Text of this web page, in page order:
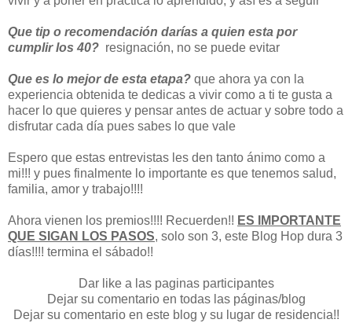
Que tip o recomendación darías a quien esta por
cumplir los 40? resignación, no se puede evitar
Que es lo mejor de esta etapa? que ahora ya con la
experiencia obtenida te dedicas a vivir como a ti te gusta a
hacer lo que quieres y pensar antes de actuar y sobre todo a
disfrutar cada día pues sabes lo que vale
Espero que estas entrevistas les den tanto ánimo como a
mi!!! y pues finalmente lo importante es que tenemos salud,
familia, amor y trabajo!!!!
Ahora vienen los premios!!!! Recuerden!! ES IMPORTANTE
QUE SIGAN LOS PASOS, solo son 3, este Blog Hop dura 3
días!!!! termina el sábado!!
Dar like a las paginas participantes
Dejar su comentario en todas las páginas/blog
Dejar su comentario en este blog y su lugar de residencia!!